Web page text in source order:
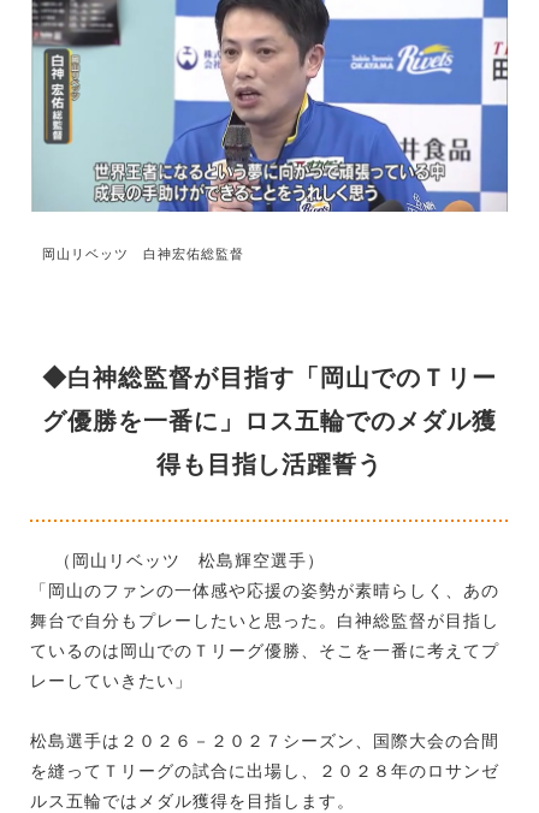
岡山リベッツ 白神宏佑総監督
◆白神総監督が目指す「岡山でのＴリー
グ優勝を一番に」ロス五輪でのメダル獲
得も目指し活躍誓う
（岡山リベッツ 松島輝空選手）
「岡山のファンの一体感や応援の姿勢が素晴らしく、あの
舞台で自分もプレーしたいと思った。白神総監督が目指し
ているのは岡山でのＴリーグ優勝、そこを一番に考えてプ
レーしていきたい」
松島選手は２０２６－２０２７シーズン、国際大会の合間
を縫ってＴリーグの試合に出場し、２０２８年のロサンゼ
ルス五輪ではメダル獲得を目指します。